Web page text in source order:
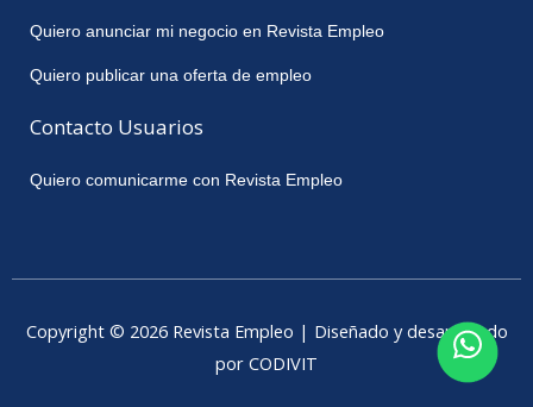
Quiero anunciar mi negocio en Revista Empleo
Quiero publicar una oferta de empleo
Contacto Usuarios
Quiero comunicarme con Revista Empleo
Copyright © 2026 Revista Empleo | Diseñado y desarrollado
por CODIVIT